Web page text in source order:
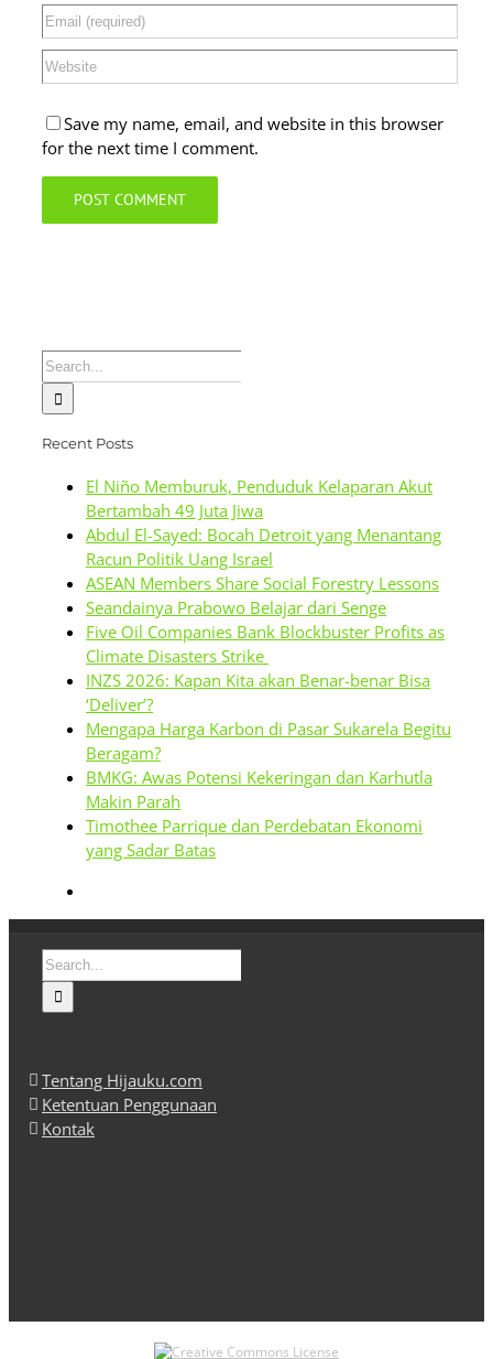
Save my name, email, and website in this browser
for the next time I comment.
Search
for:
Recent Posts
El Niño Memburuk, Penduduk Kelaparan Akut
Bertambah 49 Juta Jiwa
Abdul El-Sayed: Bocah Detroit yang Menantang
Racun Politik Uang Israel
ASEAN Members Share Social Forestry Lessons
Seandainya Prabowo Belajar dari Senge
Five Oil Companies Bank Blockbuster Profits as
Climate Disasters Strike
INZS 2026: Kapan Kita akan Benar-benar Bisa
‘Deliver’?
Mengapa Harga Karbon di Pasar Sukarela Begitu
Beragam?
BMKG: Awas Potensi Kekeringan dan Karhutla
Makin Parah
Timothee Parrique dan Perdebatan Ekonomi
yang Sadar Batas
Search
for:
Tentang Hijauku.com
Ketentuan Penggunaan
Kontak